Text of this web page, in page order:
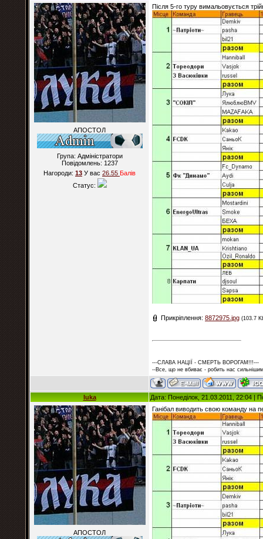
АПОСТОЛ
Група: Адміністратори
Повідомлень: 1237
Нагороди: 13 У вас 26.55 Балiв
Статус:
Після 5-го туру вимальовується
Прикріплення: 8872975.jpg (103.7
---СЛАВА НАЦІЇ - СМЕРТЬ ВОРОГАМ!!!---
--Все, що не вбиває - робить нас
luka Дата: Понеділок, 21.03.2011, 22:04 |
АПОСТОЛ
Ганібал виводить свою команду на